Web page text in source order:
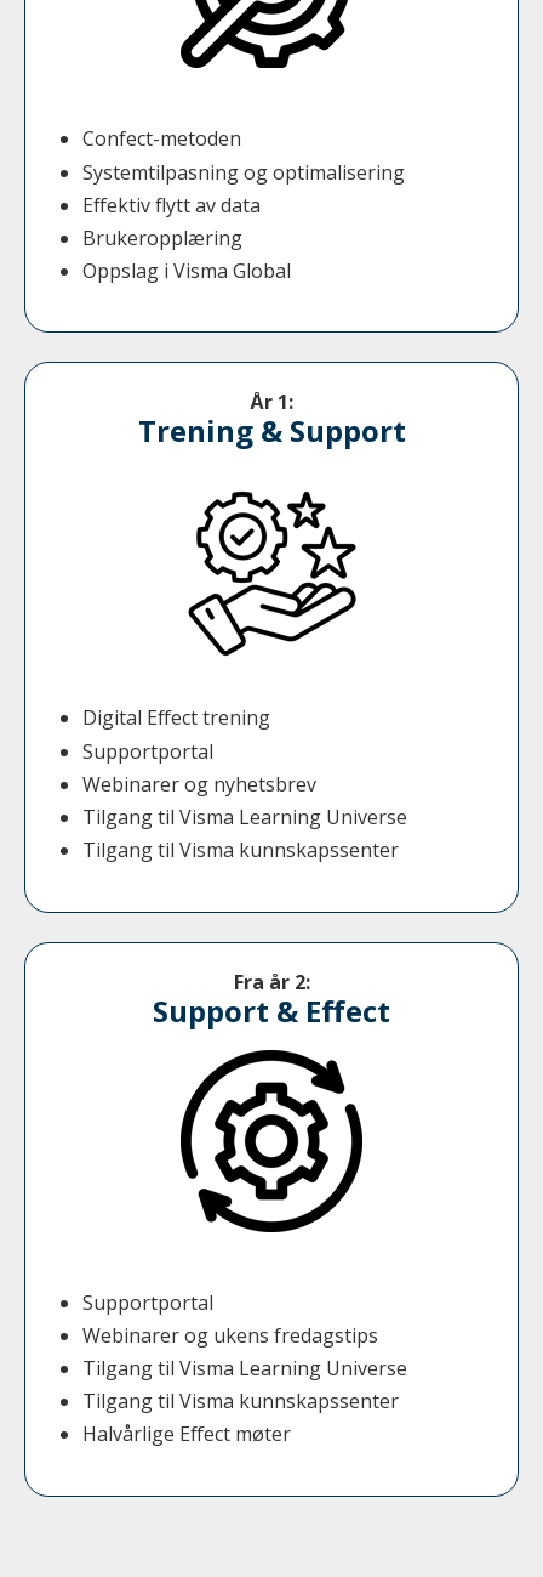
Confect-metoden
Systemtilpasning og optimalisering
Effektiv flytt av data
Brukeropplæring
Oppslag i Visma Global
År 1:
Trening & Support
Digital Effect trening
Supportportal
Webinarer og nyhetsbrev
Tilgang til Visma Learning Universe
Tilgang til Visma kunnskapssenter
Fra år 2:
Support & Effect
Supportportal
Webinarer og ukens fredagstips
Tilgang til Visma Learning Universe
Tilgang til Visma kunnskapssenter
Halvårlige Effect møter